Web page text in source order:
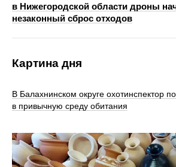
в Нижегородской области дроны
незаконный сброс отходов
Картина дня
В Балахнинском округе охотинспектор
в привычную среду обитания